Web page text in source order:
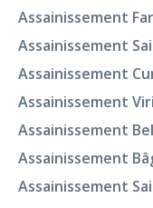
Assainissement
Assainissement
Assainissement
Assainissement
Assainissement
Assainissement
Assainissement